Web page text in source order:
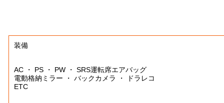
装備
AC ・ PS ・ PW ・ SRS運転席エアバッグ
電動格納ミラー ・ バックカメラ ・ ドラレコ
ETC